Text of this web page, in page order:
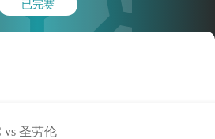
已完赛
vs 圣劳伦